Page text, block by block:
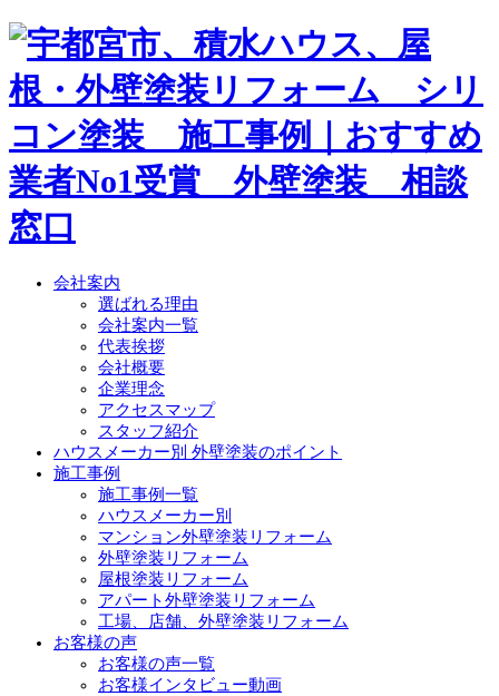
会社案内
選ばれる理由
会社案内一覧
代表挨拶
会社概要
企業理念
アクセスマップ
スタッフ紹介
ハウスメーカー別 外壁塗装のポイント
施工事例
施工事例一覧
ハウスメーカー別
マンション外壁塗装リフォーム
外壁塗装リフォーム
屋根塗装リフォーム
アパート外壁塗装リフォーム
工場、店舗、外壁塗装リフォーム
お客様の声
お客様の声一覧
お客様インタビュー動画